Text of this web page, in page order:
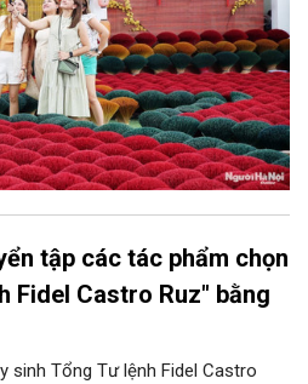
tập các tác phẩm chọn
Fidel Castro Ruz" bằng
sinh Tổng Tư lệnh Fidel Castro